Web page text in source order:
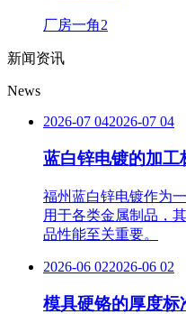
厂房一角2
新闻资讯
News
2026-07 042026-07 04
蓝白锌电镀的加工
福州蓝白锌电镀作为
用于各类金属制品，
品性能至关重要。
2026-06 022026-06 02
模具硬铬的厚度标